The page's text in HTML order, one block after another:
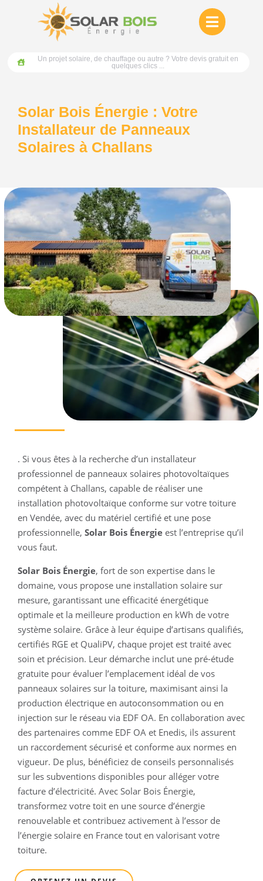
Un projet solaire, de chauffage ou autre ? Votre devis gratuit en
quelques clics ...
Solar Bois Énergie : Votre
Installateur de Panneaux
Solaires à Challans
. Si vous êtes à la recherche d’un installateur
professionnel de panneaux solaires photovoltaïques
compétent à Challans, capable de réaliser une
installation photovoltaïque conforme sur votre toiture
en Vendée, avec du matériel certifié et une pose
professionnelle, Solar Bois Énergie est l’entreprise qu’il
vous faut.
Solar Bois Énergie, fort de son expertise dans le
domaine, vous propose une installation solaire sur
mesure, garantissant une efficacité énergétique
optimale et la meilleure production en kWh de votre
système solaire. Grâce à leur équipe d’artisans qualifiés,
certifiés RGE et QualiPV, chaque projet est traité avec
soin et précision. Leur démarche inclut une pré-étude
gratuite pour évaluer l’emplacement idéal de vos
panneaux solaires sur la toiture, maximisant ainsi la
production électrique en autoconsommation ou en
injection sur le réseau via EDF OA. En collaboration avec
des partenaires comme EDF OA et Enedis, ils assurent
un raccordement sécurisé et conforme aux normes en
vigueur. De plus, bénéficiez de conseils personnalisés
sur les subventions disponibles pour alléger votre
facture d’électricité. Avec Solar Bois Énergie,
transformez votre toit en une source d’énergie
renouvelable et contribuez activement à l’essor de
l’énergie solaire en France tout en valorisant votre
toiture.